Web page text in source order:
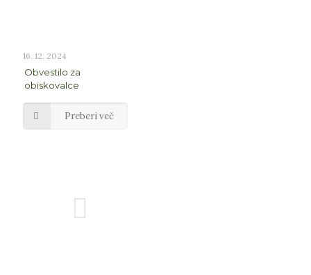
16. 12. 2024
Obvestilo za
obiskovalce
Preberi več